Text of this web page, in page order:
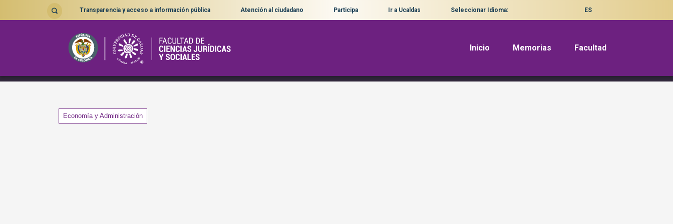
Transparencia y acceso a información pública Atención al ciudadano Participa Ir a Ucaldas Seleccionar Idioma: ES
Inicio Memorias Facultad
Participación en el Proyecto de Sistema Universitario de Manizales para la Región – SUMA
Tags
Economía y Administración